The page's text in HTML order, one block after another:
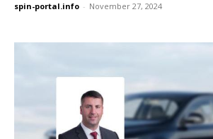
spin-portal.info - November 27, 2024